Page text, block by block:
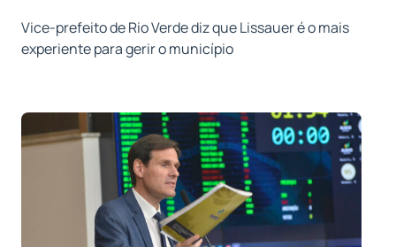
Vice-prefeito de Rio Verde diz que Lissauer é o mais
experiente para gerir o município